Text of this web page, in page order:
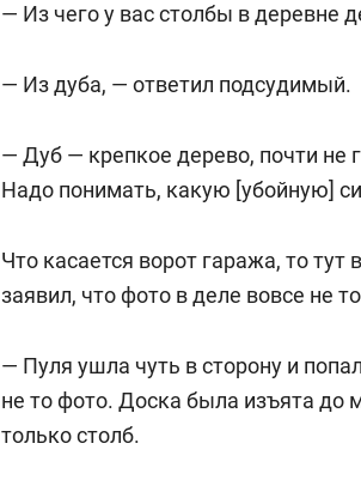
— Из чего у вас столбы в деревне
— Из дуба, — ответил подсудимый.
— Дуб — крепкое дерево, почти не
Надо понимать, какую [убойную]
Что касается ворот гаража, то
заявил, что фото в деле вовсе не
— Пуля ушла чуть в сторону и
не то фото. Доска была изъята до
только столб.